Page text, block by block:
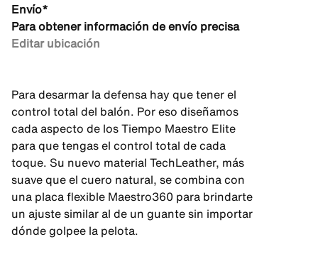
Envío*
Para obtener información de envío precisa
Editar ubicación
Para desarmar la defensa hay que tener el
control total del balón. Por eso diseñamos
cada aspecto de los Tiempo Maestro Elite
para que tengas el control total de cada
toque. Su nuevo material TechLeather, más
suave que el cuero natural, se combina con
una placa flexible Maestro360 para brindarte
un ajuste similar al de un guante sin importar
dónde golpee la pelota.